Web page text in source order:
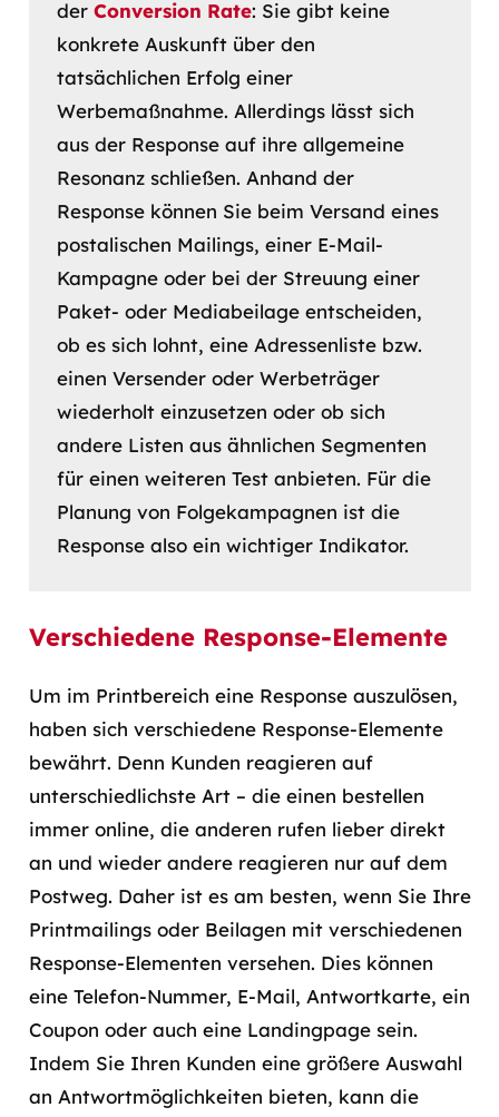
der Conversion Rate: Sie gibt keine
konkrete Auskunft über den
tatsächlichen Erfolg einer
Werbemaßnahme. Allerdings lässt sich
aus der Response auf ihre allgemeine
Resonanz schließen. Anhand der
Response können Sie beim Versand eines
postalischen Mailings, einer E-Mail-
Kampagne oder bei der Streuung einer
Paket- oder Mediabeilage entscheiden,
ob es sich lohnt, eine Adressenliste bzw.
einen Versender oder Werbeträger
wiederholt einzusetzen oder ob sich
andere Listen aus ähnlichen Segmenten
für einen weiteren Test anbieten. Für die
Planung von Folgekampagnen ist die
Response also ein wichtiger Indikator.
Verschiedene Response-Elemente
Um im Printbereich eine Response auszulösen,
haben sich verschiedene Response-Elemente
bewährt. Denn Kunden reagieren auf
unterschiedlichste Art – die einen bestellen
immer online, die anderen rufen lieber direkt
an und wieder andere reagieren nur auf dem
Postweg. Daher ist es am besten, wenn Sie Ihre
Printmailings oder Beilagen mit verschiedenen
Response-Elementen versehen. Dies können
eine Telefon-Nummer, E-Mail, Antwortkarte, ein
Coupon oder auch eine Landingpage sein.
Indem Sie Ihren Kunden eine größere Auswahl
an Antwortmöglichkeiten bieten, kann die